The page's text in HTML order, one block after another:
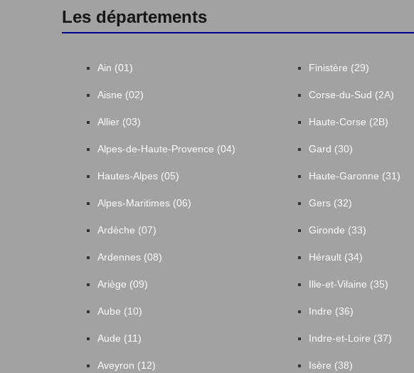
Les départements
Ain (01)
Aisne (02)
Allier (03)
Alpes-de-Haute-Provence (04)
Hautes-Alpes (05)
Alpes-Maritimes (06)
Ardèche (07)
Ardennes (08)
Ariège (09)
Aube (10)
Aude (11)
Aveyron (12)
Finistère (29)
Corse-du-Sud (2A)
Haute-Corse (2B)
Gard (30)
Haute-Garonne (31)
Gers (32)
Gironde (33)
Hérault (34)
Ille-et-Vilaine (35)
Indre (36)
Indre-et-Loire (37)
Isère (38)